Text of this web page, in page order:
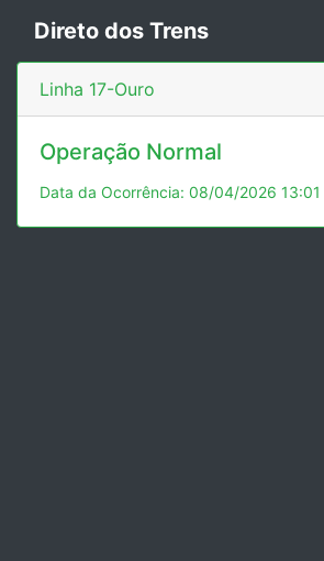
Direto dos Trens
Linha 17-Ouro
Operação Normal
Data da Ocorrência: 08/04/2026 13:01